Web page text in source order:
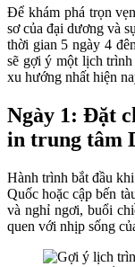
Để khám phá trọn
sơ của đại dương và
thời gian 5 ngày 4
sẽ gợi ý một lịch
xu hướng nhất hiện
Ngày 1: Đặt
in trung tâm
Hành trình bắt đầu
Quốc hoặc cập bến
và nghỉ ngơi, buổi
quen với nhịp sống